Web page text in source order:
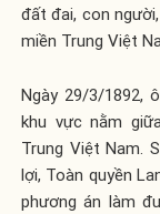
đất đai, con
miền Trung Việt
Ngày 29/3/1892,
khu vực nằm
Trung Việt Nam.
lợi, Toàn quyền
phương án làm